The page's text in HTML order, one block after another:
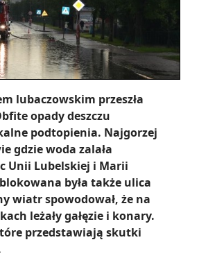
lubaczowskim przeszła
opady deszczu
podtopienia. Najgorzej
gdzie woda zalała
Unii Lubelskiej i Marii
była także ulica
wiatr spowodował, że na
leżały gałęzie i konary.
przedstawiają skutki